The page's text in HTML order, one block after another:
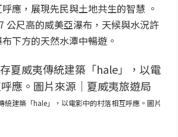
應，展現先民與土地共生的智慧 。
公尺高的威美亞瀑布，天候與水況許
下方的天然水潭中暢遊。
統建築「hale」，以電影中的村落相互呼應。圖片